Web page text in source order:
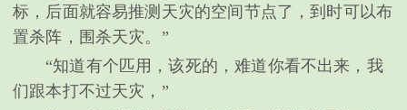
标，后面就容易推测天灾的空间节点了，到时可以布
置杀阵，围杀天灾。”
“知道有个匹用，该死的，难道你看不出来，我
们跟本打不过天灾，”